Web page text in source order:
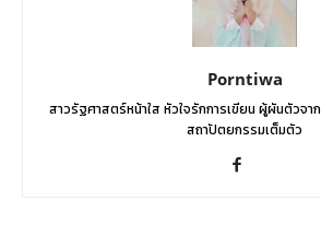
Porntiwa
สาวรัฐศาสตร์หน้าใส หัวใจรักการเขียน ผู้ผันตัวจา
สถาปัตยกรรมเต็มตัว